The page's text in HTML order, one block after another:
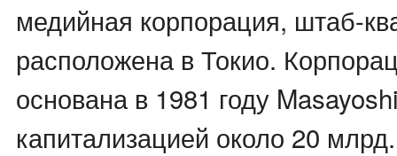
медийная корпорация, штаб-
расположена в Токио.
основана в 1981 году
капитализацией около 20